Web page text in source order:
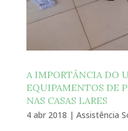
A IMPORTÂNCIA DO
EQUIPAMENTOS DE
NAS CASAS LARES
4 abr 2018 | Assistência